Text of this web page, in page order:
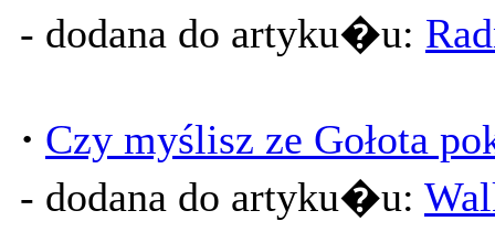
- dodana do artyku�u:
· Czy myślisz ze Gołota
- dodana do artyku�u: